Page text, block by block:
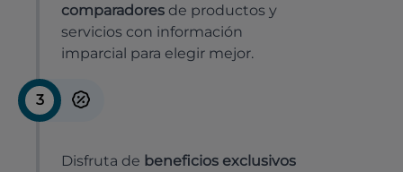
comparadores de productos y
servicios con información
imparcial para elegir mejor.
3
Disfruta de beneficios exclusivos